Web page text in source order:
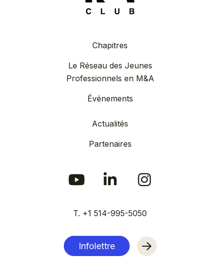
Chapitres
Le Réseau des Jeunes
Professionnels en M&A
Événements
Actualités
Partenaires
T. +1 514-995-5050
Infolettre